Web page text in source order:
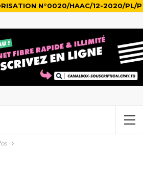
N°0020/HAAC/12-2020/PL/P